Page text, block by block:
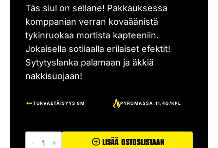
Täs siul on sellane! Pakkauksessa
komppanian verran kovaäänistä
tykinruokaa mortista kapteeniin.
Jokaisella sotilaalla erilaiset efektit!
Sytytyslanka palamaan ja äkkiä
nakkisuojaan!
TURVAETÄISYYS 8M PYROMASSA:11,4G/KPL
Tulenjohtaja
määrä
Lisää Ostoslistaan